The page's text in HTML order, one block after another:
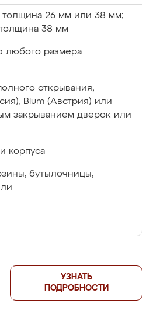
толщина 26 мм или 38 мм;
38 мм
любого размера
открывания,
Blum (Австрия) или
закрыванием дверок или
корпуса
бутылочницы,
УЗНАТЬ
ПОДРОБНОСТИ